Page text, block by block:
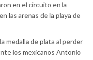
en el circuito en la
las arenas de la playa de
medalla de plata al perder
los mexicanos Antonio